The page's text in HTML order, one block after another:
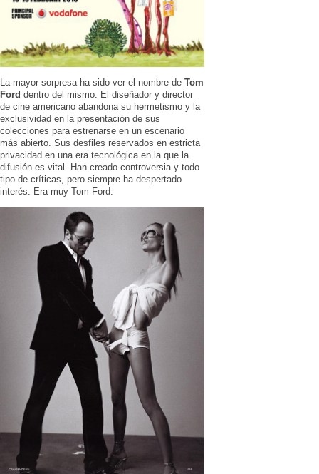
La mayor sorpresa ha sido ver el nombre de Tom
Ford dentro del mismo. El diseñador y director
de cine americano abandona su hermetismo y la
exclusividad en la presentación de sus
colecciones para estrenarse en un escenario
más abierto. Sus desfiles reservados en estricta
privacidad en una era tecnológica en la que la
difusión es vital. Han creado controversia y todo
tipo de críticas, pero siempre ha despertado
interés. Era muy Tom Ford.